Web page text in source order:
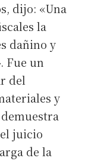
dijo: «Una
la
dañino y
Fue un
del
y
juicio
de la